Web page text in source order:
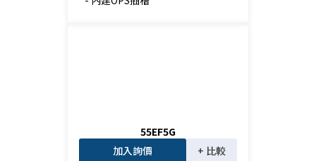
55EF5G
加入詢價
+ 比較